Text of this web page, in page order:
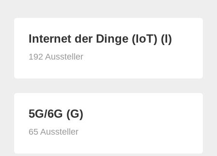
Internet der Dinge (IoT) (I)
192 Aussteller
5G/6G (G)
65 Aussteller